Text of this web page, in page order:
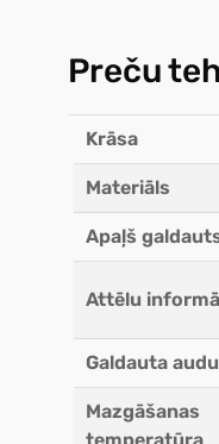
Preču
Krāsa
Materiāls
Apaļš
Attēlu
Galdauta
Mazgāšanas